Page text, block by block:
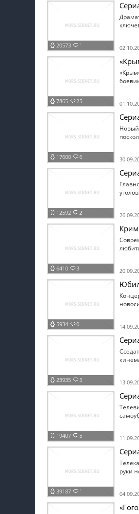
20573 1
7865 25
17600 6
Новый
12592 2
6410 3
5934 0
23935 5
19407 5
39187 1
руки